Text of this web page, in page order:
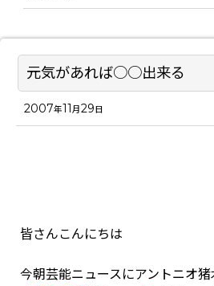
元気があれば○○出来る
2007年11月29日
皆さんこんにちは
今朝芸能ニュースにアントニオ